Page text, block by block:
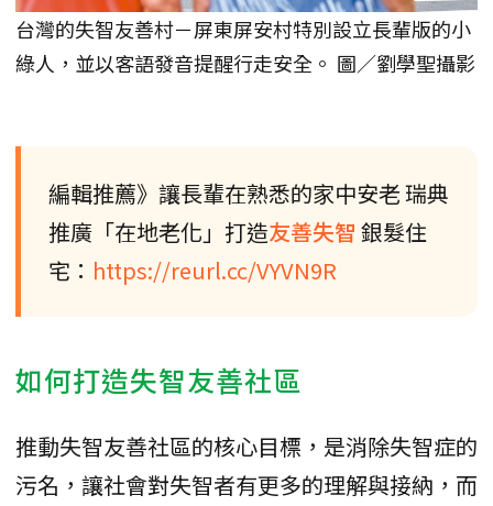
台灣的失智友善村－屏東屏安村特別設立長輩版的小
綠人，並以客語發音提醒行走安全。 圖／劉學聖攝影
編輯推薦》讓長輩在熟悉的家中安老 瑞典
推廣「在地老化」打造友善失智 銀髮住
宅： https://reurl.cc/VYVN9R
如何打造失智友善社區
推動失智友善社區的核心目標，是消除失智症的
污名，讓社會對失智者有更多的理解與接納，而